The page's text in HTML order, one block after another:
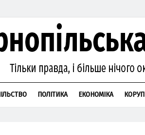
ПОЛІТИКА ЕКОНОМІКА